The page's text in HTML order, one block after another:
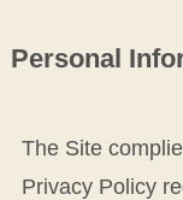
Personal
The Site
Privacy Policy